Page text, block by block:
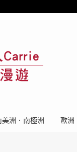
洲．南極洲 歐洲